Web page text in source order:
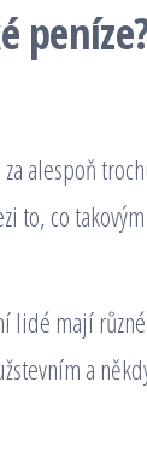
alespoň
to, co
lidé mají
a